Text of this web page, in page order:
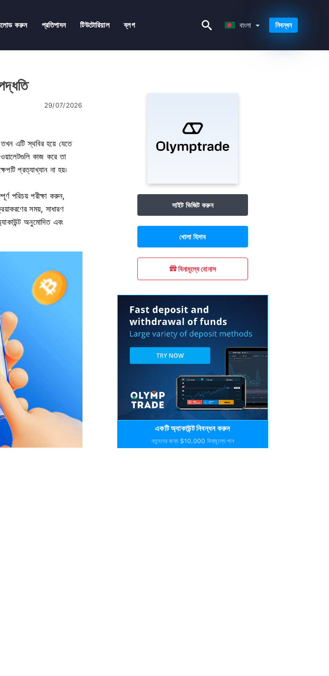
করুন প্রতিপাদন টিউটোরিয়াল ব্লগ বাংলা নিবন্ধন
29/07/2026
এটি স্থবির হয়ে যেতে
কাজ করে তা
প্রত্যাখ্যান না হয়৷
পরিচয় পরীক্ষা করুন,
সময়, সাধারণ
অনুমোদিত এবং
সাইট ভিজিট করুন
খোলা হিসাব
বিনামূল্যে বোনাস
একটি অ্যাকাউন্ট নিবন্ধন করুন
নতুনদের জন্য $10,000 বিনামূল্যে পান